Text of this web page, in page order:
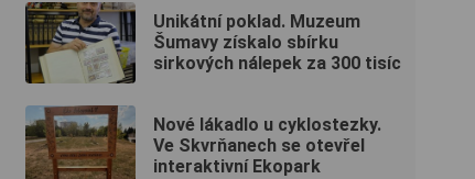
Unikátní poklad. Muzeum
Šumavy získalo sbírku
sirkových nálepek za 300 tisíc
Nové lákadlo u cyklostezky.
Ve Skvrňanech se otevřel
interaktivní Ekopark